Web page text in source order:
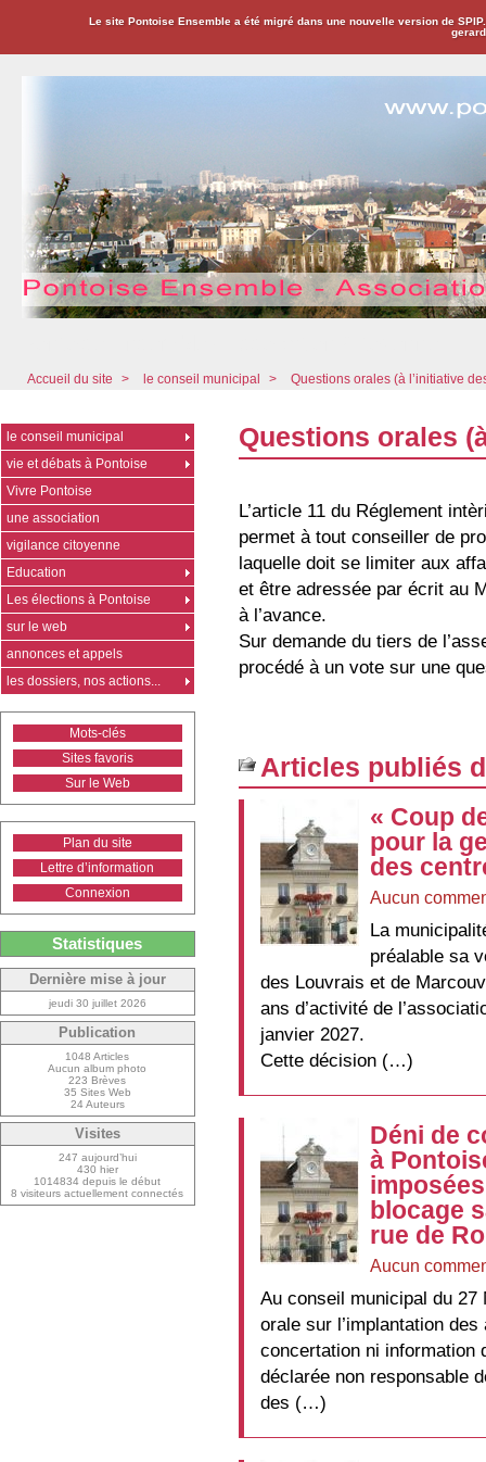
Le site Pontoise Ensemble a été migré dans une nouvelle version de
Accueil du site > le conseil municipal > Questions orales (à l’initiative
Questions orales
L’article 11 du Réglement
permet à tout conseiller de
laquelle doit se limiter aux
et être adressée par écrit au
à l’avance.
Sur demande du tiers de
procédé à un vote sur une
Articles publiés
« Coup
pour la
des
Aucun
La
préalable sa
des Louvrais et de
ans d’activité de
janvier 2027.
Cette décision (…)
Déni de
à
blocage
rue de
Aucun
Au conseil municipal du 27
orale sur l’implantation
concertation ni information
déclarée non responsable
des (…)
le conseil municipal
vie et débats à Pontoise
Vivre Pontoise
une association
vigilance citoyenne
Education
Les élections à Pontoise
sur le web
annonces et appels
les dossiers, nos actions...
Mots-clés
Sites favoris
Sur le Web
Plan du site
Lettre d’information
Connexion
Statistiques
Dernière mise à jour
jeudi 30 juillet 2026
Publication
1048 Articles
Aucun album photo
223 Brèves
35 Sites Web
24 Auteurs
Visites
247 aujourd’hui
430 hier
1014834 depuis le début
8 visiteurs actuellement connectés